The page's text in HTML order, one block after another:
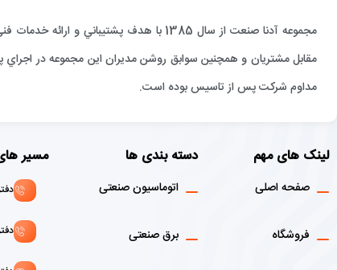
مجموعه آدنا صنعت از سال 1385 با هدف
مقابل مشتريان و همچنين سوابق روشن مديران اين مجموعه در اجراي
مداوم شركت پس از تاسيس بوده است.
لینک های مهم
صفحه اصلی
فروشگاه
دسته بندی ها
اتوماسیون صنعتی
برق صنعتی
مسیر
دفتر لاله
دفتر